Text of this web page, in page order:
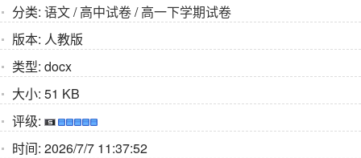
分类: 语文/高中试卷/高一下学期试卷
版本: 人教版
类型: docx
大小: 51 KB
评级:
时间: 2026/7/7 11:37:52